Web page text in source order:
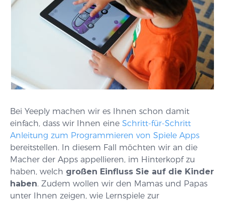
Bei Yeeply machen wir es Ihnen schon damit
einfach, dass wir Ihnen eine Schritt-für-Schritt
Anleitung zum Programmieren von Spiele Apps
bereitstellen. In diesem Fall möchten wir an die
Macher der Apps appellieren, im Hinterkopf zu
haben, welch großen Einfluss Sie auf die Kinder
haben. Zudem wollen wir den Mamas und Papas
unter Ihnen zeigen, wie Lernspiele zur